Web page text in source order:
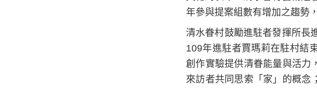
年參與提案組數有增加之趨勢
清水眷村鼓勵進駐者發揮所長
109年進駐者賈瑪莉在駐村結
創作實驗提供清眷能量與活力
來訪者共同思索「家」的概念